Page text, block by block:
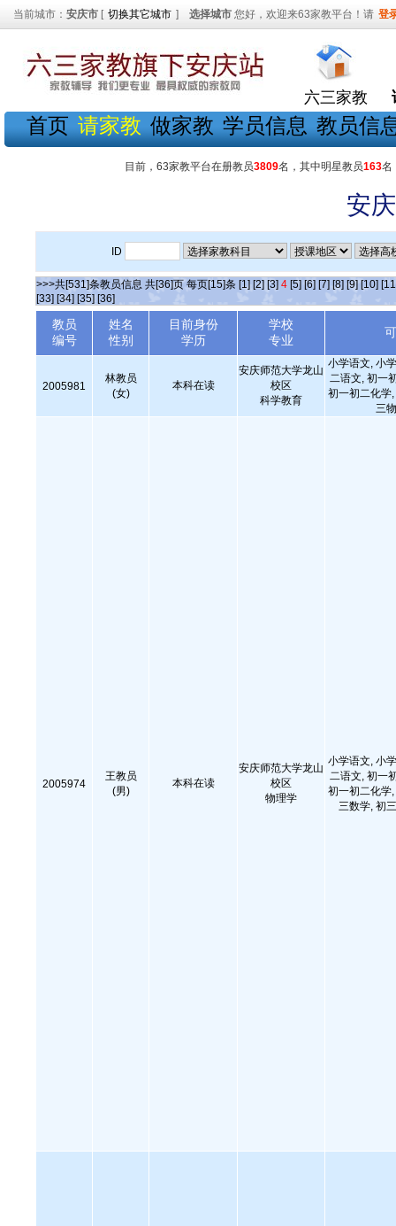
当前城市： 安庆市 [ 切换其它城市 ] 选择城市 您好，欢迎来63家教平台！请 登
六三家教
首页 请家教 做家教 学员信息 教员信
目前，63家教平台在册教员3809名，其中明星教员163名
安
ID
>>>共[531]条教员信息 共[36]页 每页[15]条 [1] [2] [3] 4 [5] [6] [7] [8] [9] [10]
[33] [34] [35] [36]
教员
编号
姓名
性别
目前身份
学历
学校
专业
2005981
林教员
(女)
本科在读
安庆师范大学龙山
校区
科学教育
小学语文, 小
二语文, 初一
初一初二化学
三
2005974
王教员
(男)
本科在读
安庆师范大学龙山
校区
物理学
小学语文, 小
二语文, 初一
初一初二化学
三数学, 初